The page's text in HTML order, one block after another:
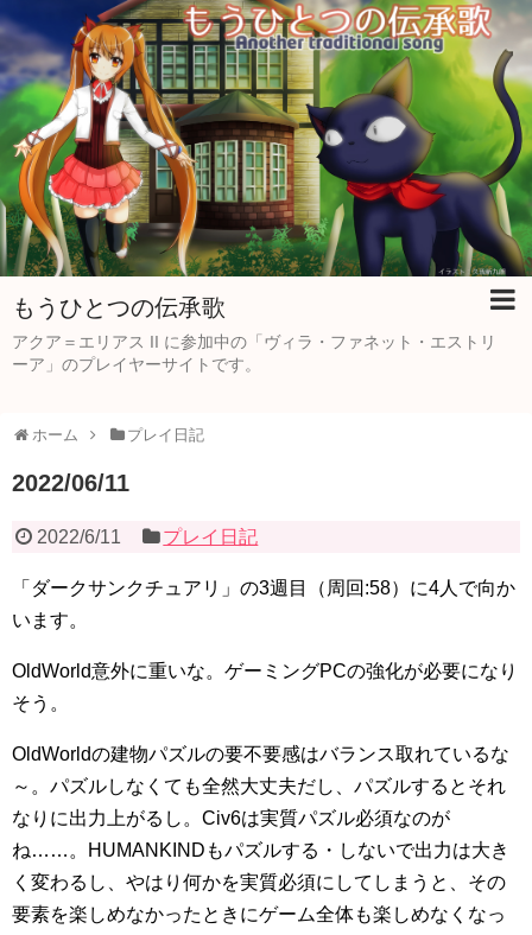
もうひとつの伝承歌
アクア＝エリアス II に参加中の「ヴィラ・ファネット・エストリ
ーア」のプレイヤーサイトです。
ホーム プレイ日記
2022/06/11
2022/6/11 プレイ日記
「ダークサンクチュアリ」の3週目（周回:58）に4人で向か
います。
OldWorld意外に重いな。ゲーミングPCの強化が必要になり
そう。
OldWorldの建物パズルの要不要感はバランス取れているな
～。パズルしなくても全然大丈夫だし、パズルするとそれ
なりに出力上がるし。Civ6は実質パズル必須なのが
ね……。HUMANKINDもパズルする・しないで出力は大き
く変わるし、やはり何かを実質必須にしてしまうと、その
要素を楽しめなかったときにゲーム全体も楽しめなくなっ